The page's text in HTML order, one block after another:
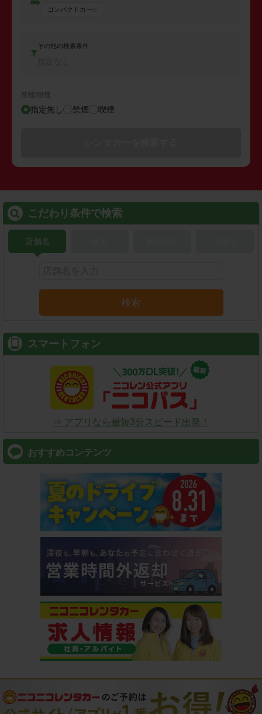
コンパクトカー
その他の検索条件
禁煙/喫煙
指定無し 禁煙 喫煙
こだわり条件で検索
店舗名
検索
スマートフォン
⇒ アプリなら最短3分スピード出発！
おすすめコンテンツ